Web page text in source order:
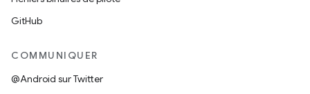
GitHub
COMMUNIQUER
@Android sur Twitter